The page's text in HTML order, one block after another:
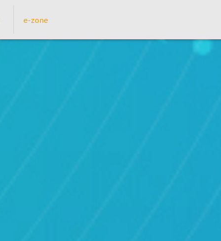
e-zone